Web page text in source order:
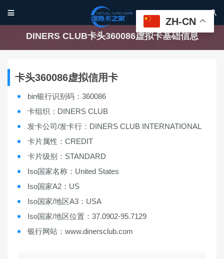
 
DINERS CLUB卡头360086虚拟卡基础信息
卡头360086虚拟信用卡
bin银行识别码：360086
卡组织：DINERS CLUB
发卡公司/发卡行：DINERS CLUB INTERNATIONAL
卡片属性：CREDIT
卡片级别：STANDARD
Iso国家名称：United States
Iso国家A2：US
Iso国家/地区A3：USA
Iso国家/地区位置：37.0902-95.7129
银行网站：www.dinersclub.com
ZH-CN